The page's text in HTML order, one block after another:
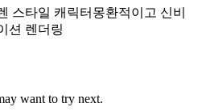
스타일 캐릭터 몽환적이고 신비
션 렌더링
want to try next.